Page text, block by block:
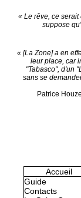
« Le rêve, ce
suppose
« [La Zone] a en
leur place, car
"Tabasco", d'un
sans se
Patrice
Accueil
Guide
Contacts